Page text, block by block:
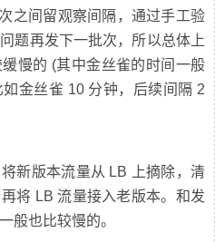
之间留观察间隔，通过手工验
题再发下一批次，所以总体上
慢的 (其中金丝雀的时间一般
金丝雀 10 分钟，后续间隔 2
新版本流量从 LB 上摘除，清
将 LB 流量接入老版本。和发